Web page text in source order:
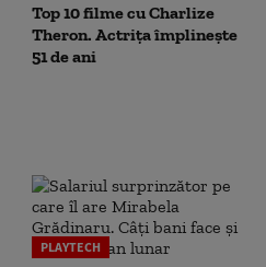
Top 10 filme cu Charlize
Theron. Actrița împlinește
51 de ani
PLAYTECH